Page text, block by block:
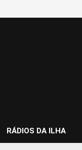
RÁDIOS DA ILHA